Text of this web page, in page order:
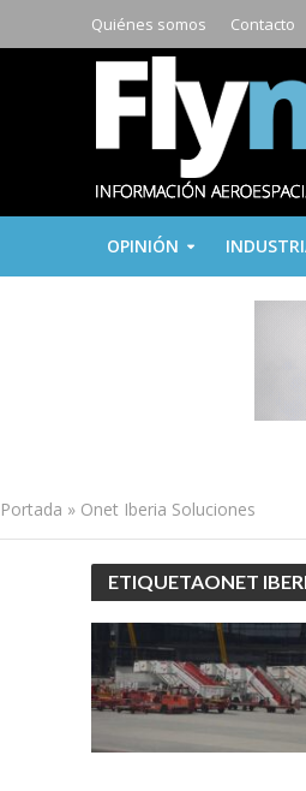
Quiénes somos Contacto
OPINIÓN
Portada » Onet Iberia Soluciones
ETIQUETAONET